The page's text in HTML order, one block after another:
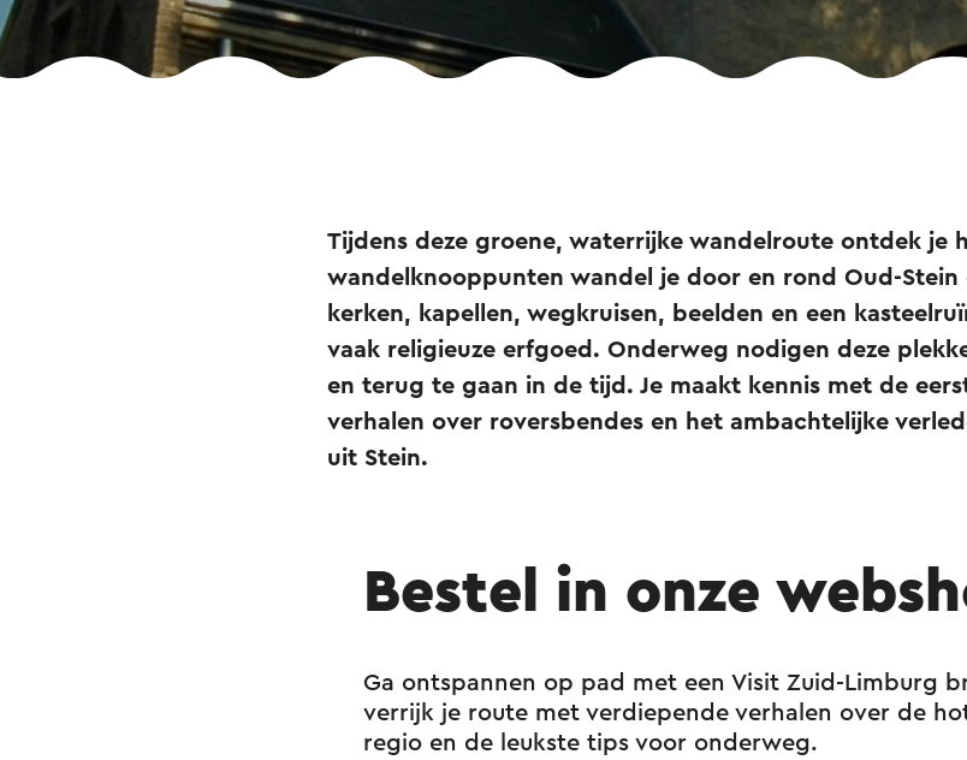
Tijdens deze groene, waterrijke wandelroute ontdek je
wandelknooppunten wandel je door en rond Oud-Stein
kerken, kapellen, wegkruisen, beelden en een
vaak religieuze erfgoed. Onderweg nodigen deze
en terug te gaan in de tijd. Je maakt kennis met de
verhalen over roversbendes en het ambachtelijke
uit Stein.
Bestel in onze
Ga ontspannen op pad met een Visit Zuid-Limburg
verrijk je route met verdiepende verhalen over de
regio en de leukste tips voor onderweg.